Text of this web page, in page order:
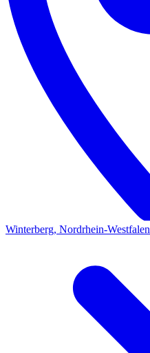
Winterberg, Nordrhein-Westfalen